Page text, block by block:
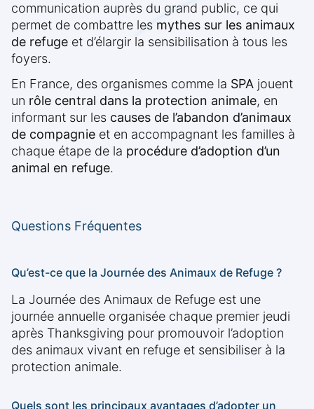
communication auprès du grand public, ce qui
permet de combattre les mythes sur les animaux
de refuge et d’élargir la sensibilisation à tous les
foyers.
En France, des organismes comme la SPA jouent
un rôle central dans la protection animale, en
informant sur les causes de l’abandon d’animaux
de compagnie et en accompagnant les familles à
chaque étape de la procédure d’adoption d’un
animal en refuge.
Questions Fréquentes
Qu’est-ce que la Journée des Animaux de Refuge ?
La Journée des Animaux de Refuge est une
journée annuelle organisée chaque premier jeudi
après Thanksgiving pour promouvoir l’adoption
des animaux vivant en refuge et sensibiliser à la
protection animale.
Quels sont les principaux avantages d’adopter un